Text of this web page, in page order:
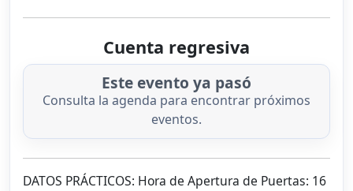
Cuenta regresiva
Este evento ya pasó
Consulta la agenda para encontrar próximos
eventos.
DATOS PRÁCTICOS: Hora de Apertura de Puertas: 16